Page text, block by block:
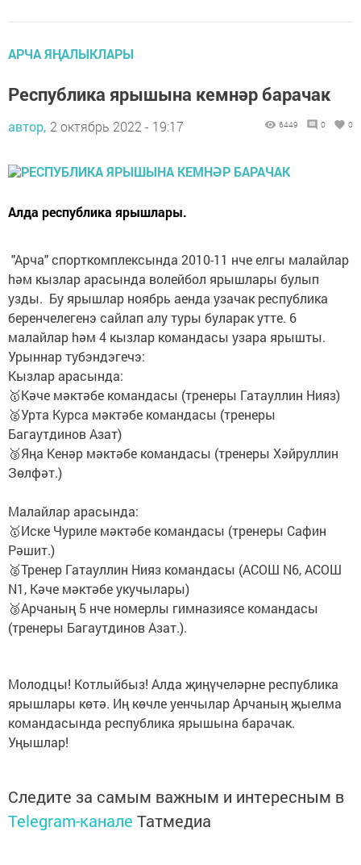
АРЧА ЯҢАЛЫКЛАРЫ
Республика ярышына кемнәр барачак
автор, 2 октябрь 2022 - 19:17 6449 0 0
Алда республика ярышлары.
"Арча" спорткомплексында 2010-11 нче елгы малайлар
hәм кызлар арасында волейбол ярышлары булып
узды. Бу ярышлар ноябрь аенда узачак республика
беренчелегенэ сайлап алу туры буларак утте. 6
малайлар hәм 4 кызлар командасы узара ярышты.
Урыннар тубэндэгечэ:
Кызлар арасында:
🥇Кәче мәктәбе командасы (тренеры Гатауллин Нияз)
🥈Урта Курса мәктәбе командасы (тренеры
Багаутдинов Азат)
🥉Яңа Кенәр мәктәбе командасы (тренеры Хәйруллин
Зөлфәт.)
Малайлар арасында:
🥇Иске Чуриле мәктәбе командасы (тренеры Сафин
Рәшит.)
🥈Тренер Гатауллин Нияз командасы (АСОШ N6, АСОШ
N1, Кәче мәктәбе укучылары)
🥉Арчаның 5 нче номерлы гимназиясе командасы
(тренеры Багаутдинов Азат.).
Молодцы! Котлыйбыз! Алда җиңүчеләрне республика
ярышлары көтә. Иң көчле уенчылар Арчаның җыелма
командасында республика ярышына барачак.
Уңышлар!
Следите за самым важным и интересным в
Telegram-канале Татмедиа